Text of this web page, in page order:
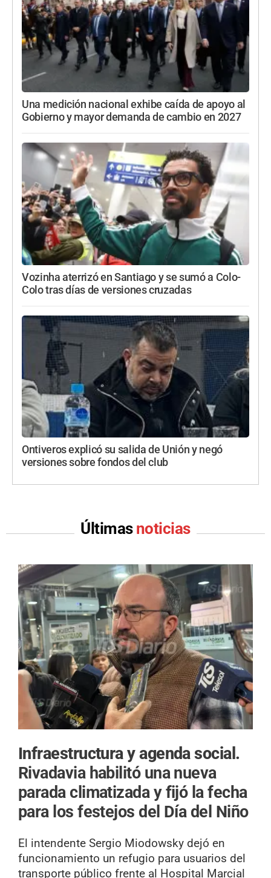
Una medición nacional exhibe caída de apoyo al
Gobierno y mayor demanda de cambio en 2027
Vozinha aterrizó en Santiago y se sumó a Colo-
Colo tras días de versiones cruzadas
Ontiveros explicó su salida de Unión y negó
versiones sobre fondos del club
Últimas noticias
Infraestructura y agenda social.
Rivadavia habilitó una nueva
parada climatizada y fijó la fecha
para los festejos del Día del Niño
El intendente Sergio Miodowsky dejó en
funcionamiento un refugio para usuarios del
transporte público frente al Hospital Marcial